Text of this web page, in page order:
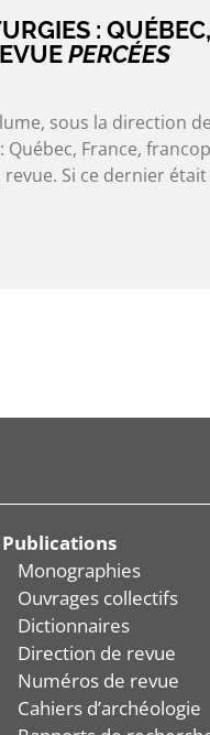
: QUÉBEC,
PERCÉES
sous la direction
France,
Si ce dernier était
Publications
Monographies
Ouvrages collectifs
Dictionnaires
Direction de revue
Numéros de revue
Cahiers d’archéologie